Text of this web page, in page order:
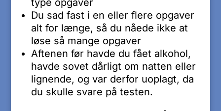
type opgaver
Du sad fast i en eller flere opgaver
alt for længe, så du nåede ikke at
løse så mange opgaver
Aftenen før havde du fået alkohol,
havde sovet dårligt om natten eller
lignende, og var derfor uoplagt, da
du skulle svare på testen.